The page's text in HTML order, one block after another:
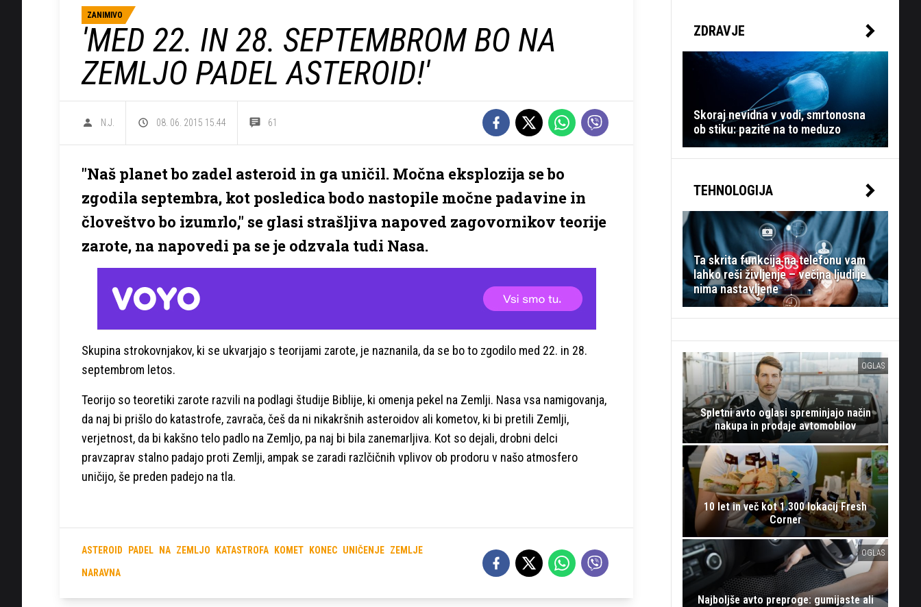
ZANIMIVO
'MED 22. IN 28. SEPTEMBROM BO NA
ZEMLJO PADEL ASTEROID!'
N.J. 08. 06. 2015 15.44 61
"Naš planet bo zadel asteroid in ga uničil. Močna eksplozija se bo
zgodila septembra, kot posledica bodo nastopile močne padavine in
človeštvo bo izumrlo," se glasi strašljiva napoved zagovornikov teorije
zarote, na napovedi pa se je odzvala tudi Nasa.
Skupina strokovnjakov, ki se ukvarjajo s teorijami zarote, je naznanila, da se bo to zgodilo med 22. in 28.
septembrom letos.
Teorijo so teoretiki zarote razvili na podlagi študije Biblije, ki omenja pekel na Zemlji. Nasa vsa namigovanja,
da naj bi prišlo do katastrofe, zavrača, češ da ni nikakršnih asteroidov ali kometov, ki bi pretili Zemlji,
verjetnost, da bi kakšno telo padlo na Zemljo, pa naj bi bila zanemarljiva. Kot so dejali, drobni delci
pravzaprav stalno padajo proti Zemlji, ampak se zaradi razlčičnih vplivov ob prodoru v našo atmosfero
uničijo, še preden padejo na tla.
ASTEROID PADEL NA ZEMLJO KATASTROFA KOMET KONEC UNIČENJE ZEMLJE
NARAVNA
ZDRAVJE
Skoraj nevidna v vodi, smrtonosna
ob stiku: pazite na to meduzo
TEHNOLOGIJA
Ta skrita funkcija na telefonu vam
lahko reši življenje – večina ljudi je
nima nastavljene
OGLAS
Spletni avto oglasi spreminjajo način
nakupa in prodaje avtomobilov
10 let in več kot 1.300 lokacij Fresh
Corner
OGLAS
Najboljše avto preproge: gumijaste ali